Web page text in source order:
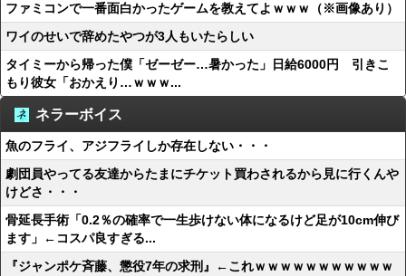
ファミコンで一番面白かったゲームを教えてよｗｗｗ（※画像あり）
ワイのせいで辞めたやつが3人もいたらしい
タイミーから帰った僕「ゼーゼー…暑かった」日給6000円 引きこ
もり彼女「おかえり…ｗｗｗ...
ネラーボイス
魚のフライ、アジフライしか存在しない・・・
劇団員やってる友達からたまにチケット買わされるから見に行くんや
けどさ・・・
骨延長手術「0.2％の確率で一生歩けない体になるけど足が10cm伸び
ます」←コスパ良すぎる...
『ジャンポケ斉藤、懲役7年の求刑』←これｗｗｗｗｗｗｗｗｗｗｗ